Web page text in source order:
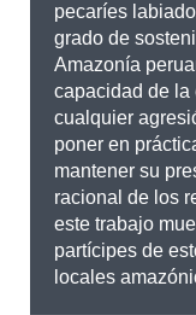
pecaríes
grado de
Amazonía
capacidad de la
cualquier
poner en
mantener su
racional de los
este trabajo
partícipes de
locales